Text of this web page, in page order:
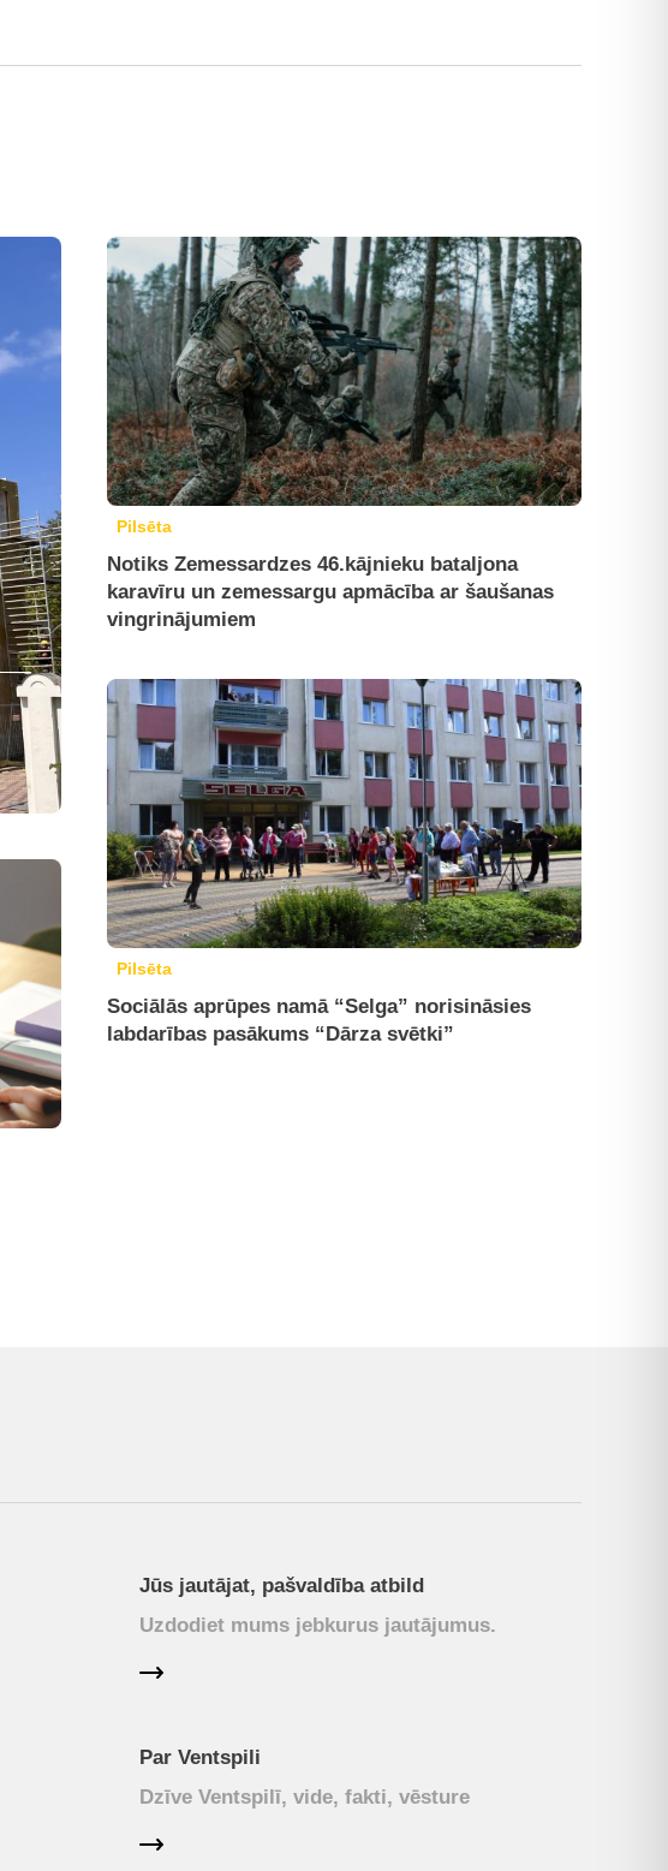
Pilsēta
Notiks Zemessardzes 46.kājnieku bataljona
karavīru un zemessargu apmācība ar šaušanas
vingrinājumiem
Pilsēta
Sociālās aprūpes namā “Selga” norisināsies
labdarības pasākums “Dārza svētki”
Jūs jautājat, pašvaldība atbild
Uzdodiet mums jebkurus jautājumus.
Par Ventspili
Dzīve Ventspilī, vide, fakti, vēsture